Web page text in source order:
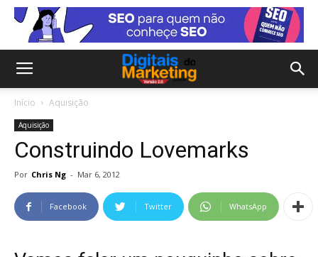
Início Aquisição
Aquisição
Construindo Lovemarks
Por Chris Ng - Mar 6, 2012
Facebook Twitter WhatsApp